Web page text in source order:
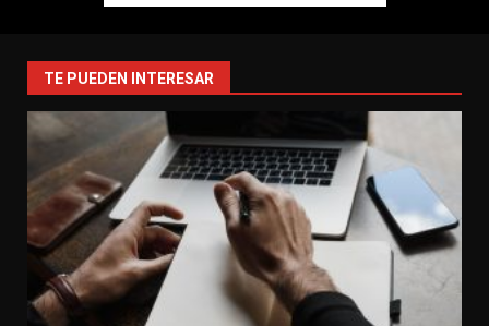
TE PUEDEN INTERESAR